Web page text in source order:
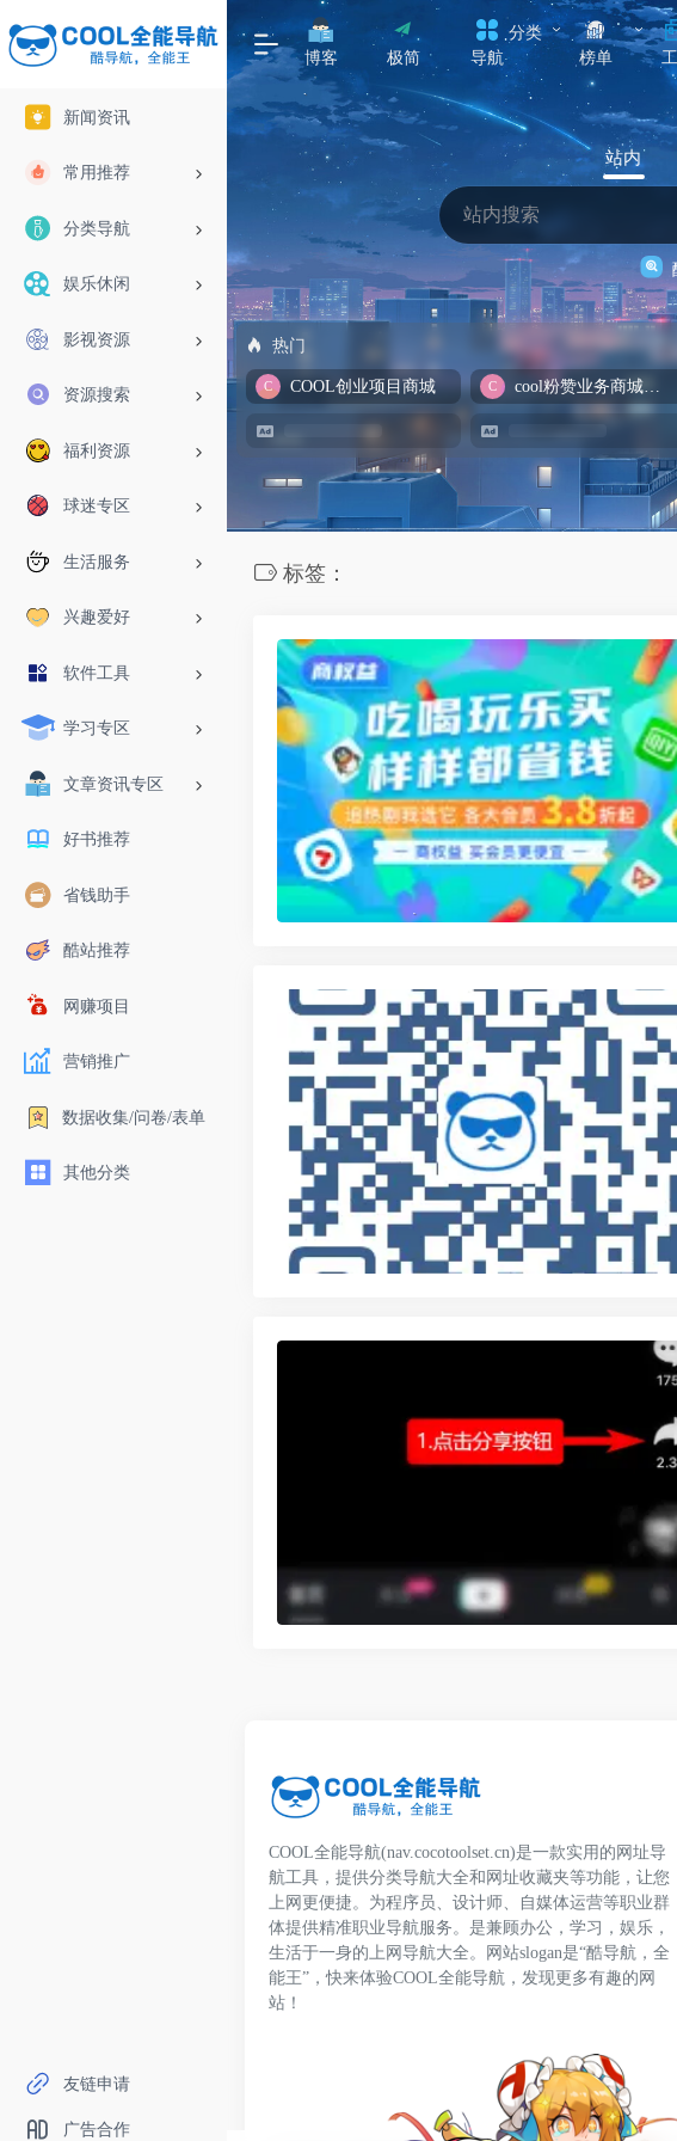
新闻资讯
常用推荐
分类导航
娱乐休闲
影视资源
资源搜索
福利资源
球迷专区
生活服务
兴趣爱好
软件工具
学习专区
文章资讯专区
好书推荐
省钱助手
酷站推荐
网赚项目
营销推广
数据收集/问卷/表单
其他分类
友链申请
广告合作
博客 极简
分类
导航
榜单
站内
热门
COOL创业项目商城 cool粉赞业务商城【爆粉引流】
标签：
COOL全能导航(nav.cocotoolset.cn)是一款实用的网址导
航工具，提供分类导航大全和网址收藏夹等功能，让您
上网更便捷。为程序员、设计师、自媒体运营等职业群
体提供精准职业导航服务。是兼顾办公，学习，娱乐，
生活于一身的上网导航大全。网站slogan是“酷导航，全
能王”，快来体验COOL全能导航，发现更多有趣的网
站！